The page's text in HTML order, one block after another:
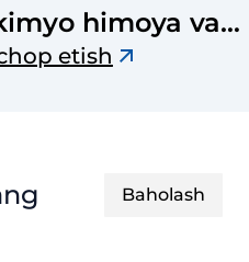
himoya va
karantini”
etish
Baholash